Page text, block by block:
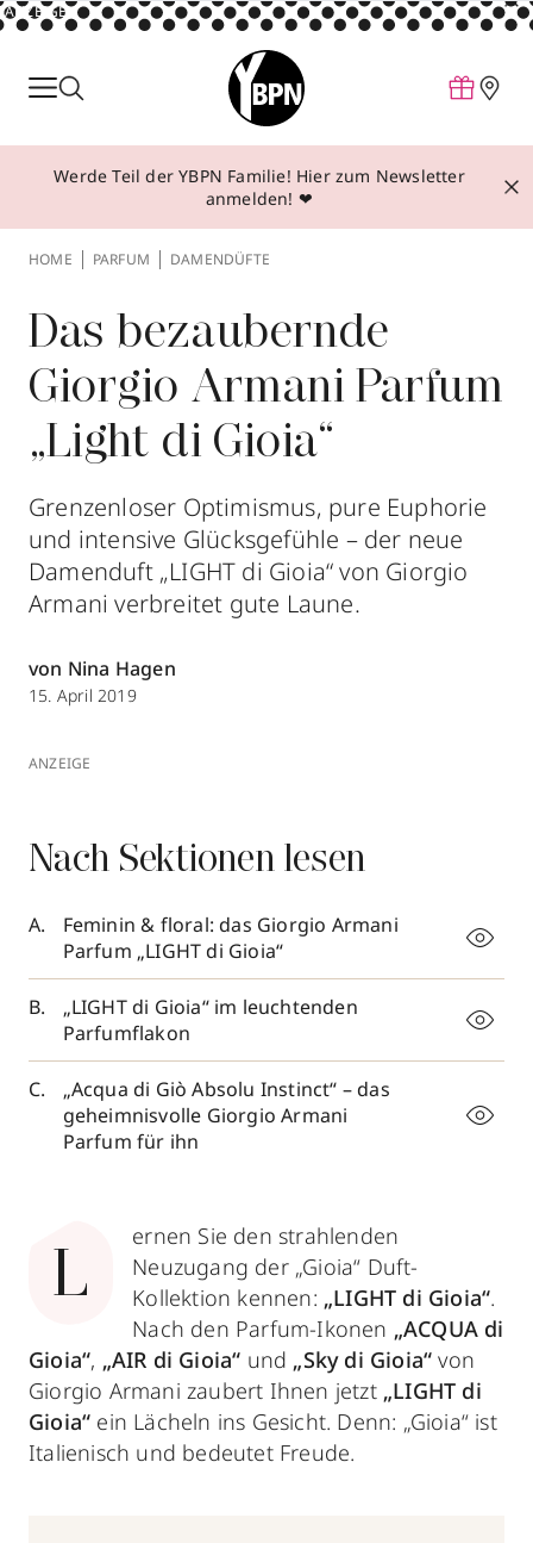
ANZEIGE
Parfum
Make-up
Behandlungen
Über YBPN
Aktionen
Storefinder
Werde Teil der YBPN Familie! Hier zum Newsletter
anmelden! ❤
HOME PARFUM DAMENDÜFTE
Das bezaubernde
Giorgio Armani Parfum
„Light di Gioia“
Grenzenloser Optimismus, pure Euphorie
und intensive Glücksgefühle – der neue
Damenduft „LIGHT di Gioia“ von Giorgio
Armani verbreitet gute Laune.
von Nina Hagen
15. April 2019
ANZEIGE
Nach Sektionen lesen
Feminin & floral: das Giorgio Armani
Parfum „LIGHT di Gioia“
„LIGHT di Gioia“ im leuchtenden
Parfumflakon
„Acqua di Giò Absolu Instinct“ – das
geheimnisvolle Giorgio Armani
Parfum für ihn
L
ernen Sie den strahlenden
Neuzugang der „Gioia“ Duft-
Kollektion kennen: „LIGHT di Gioia“.
Nach den Parfum-Ikonen „ACQUA di
Gioia“, „AIR di Gioia“ und „Sky di Gioia“ von
Giorgio Armani zaubert Ihnen jetzt „LIGHT di
Gioia“ ein Lächeln ins Gesicht. Denn: „Gioia“ ist
Italienisch und bedeutet Freude.